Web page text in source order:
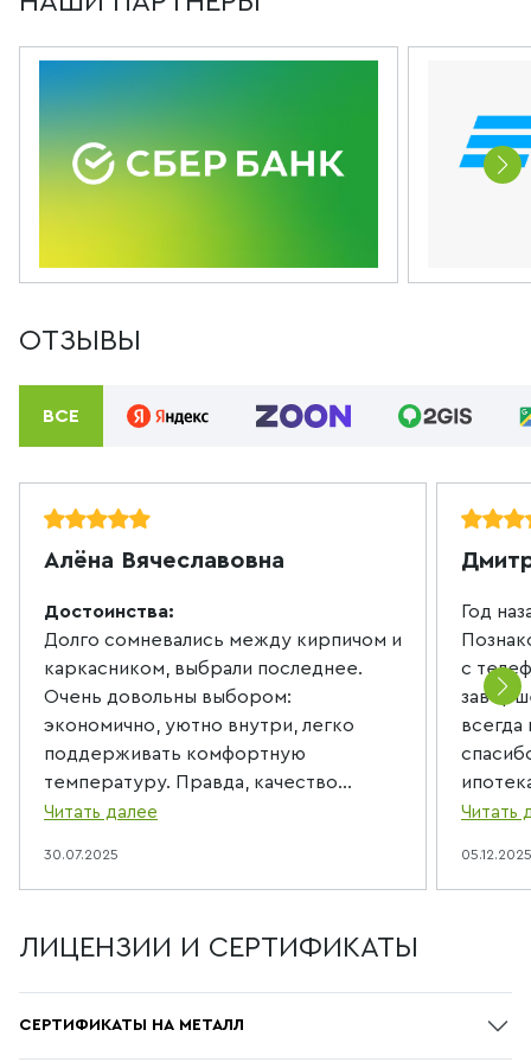
ОТЗЫВЫ
ВСЕ
Алёна Вячеславовна
Достоинства:
Долго сомневались между кирпичом и
каркасником, выбрали последнее.
Очень довольны выбором:
экономично, уютно внутри, легко
поддерживать комфортную
температуру. Правда, качество
сборки зависит от бригады рабочих,
Недостатки:
ставить лучше стеклопакеты. Еще мы
Читать далее
30.07.2025
Год
с
всегда
Читать
05.12.2025
ЛИЦЕНЗИИ И СЕРТИФИКАТЫ
СЕРТИФИКАТЫ НА МЕТАЛЛ